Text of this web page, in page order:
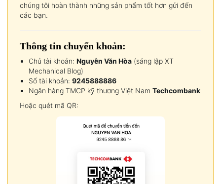
chúng tôi hoàn thành những sản phẩm tốt hơn gửi đến
các bạn.
Thông tin chuyển khoản:
Chủ tài khoản: Nguyễn Văn Hòa (sáng lập XT
Mechanical Blog)
Số tài khoản: 9245888886
Ngân hàng TMCP kỹ thương Việt Nam Techcombank
Hoặc quét mã QR: